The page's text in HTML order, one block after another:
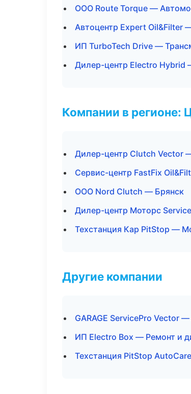
ООО Route Torque —
Автоцентр Expert Oil&Filter
ИП TurboTech Drive —
Дилер-центр Electro Hybrid
Компании в регионе:
Дилер-центр Clutch Vector
Сервис-центр FastFix
ООО Nord Clutch — Брянск
Дилер-центр Моторс
Техстанция Кар PitStop —
Другие компании
GARAGE ServicePro Vector
ИП Electro Box — Ремонт и
Техстанция PitStop